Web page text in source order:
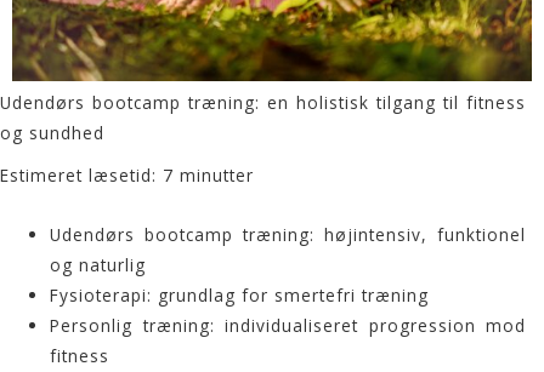
Udendørs bootcamp træning: en holistisk tilgang til fitness
og sundhed
Estimeret læsetid: 7 minutter
Udendørs bootcamp træning: højintensiv, funktionel
og naturlig
Fysioterapi: grundlag for smertefri træning
Personlig træning: individualiseret progression mod
fitness